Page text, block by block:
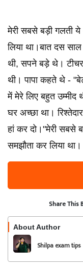
मेरी सबसे बड़ी गलती
लिया था।बात दस
थी, सपने बड़े थे। टीचर
थी। पापा कहते थे -
में मेरे लिए बहुत उम्मीद
घर अच्छा था।
हां कर दो।"मेरी सबसे
समझौता कर लिया
Share This
About Author
Shilpa exam tips